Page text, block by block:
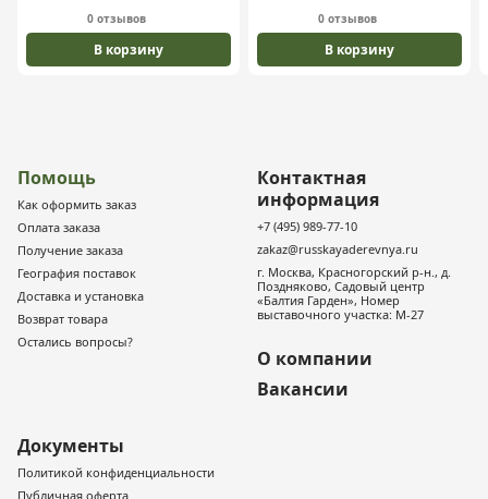
0 отзывов
В корзину
0 отзывов
В корзину
Помощь
Как оформить заказ
Оплата заказа
Получение заказа
География поставок
Доставка и установка
Возврат товара
Остались вопросы?
Контактная
информация
+7 (495) 989-77-10
zakaz@russkayaderevnya.ru
г. Москва, Красногорский р-н., д.
Поздняково, Садовый центр
«Балтия Гарден», Номер
выставочного участка: М-27
О компании
Вакансии
Документы
Политикой конфиденциальности
Публичная оферта